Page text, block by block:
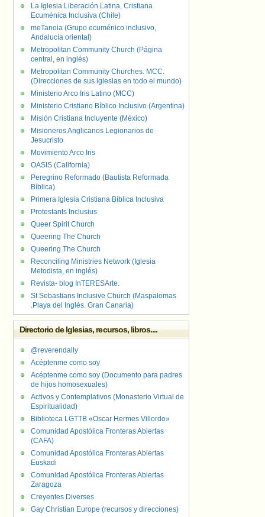
La Iglesia Liberación Latina, Cristiana
Ecuménica Inclusiva (Chile)
meTanoia (Grupo ecuménico inclusivo,
Andalucía oriental)
Metropolitan Community Church (Página
central, en inglés)
Metropolitan Community Churches. MCC.
(Direcciones de sus iglesias en todo el mundo)
Ministerio Arco Iris Latino (MCC)
Ministerio Cristiano Bíblico Inclusivo (Argentina)
Misión Cristiana Incluyente (México)
Misioneros Anglicanos Legionarios de
Jesucristo
Movimiento Arco Iris
OASIS (California)
Peregrino Reformado (Bautista Reformada
Bíblica)
Primera Iglesia Cristiana Bíblica Inclusiva
Protestants Inclusius
Queer Spirit Church
Queering The Church
Queering The Church
Reconciling Ministries Network (Iglesia
Metodista, en inglés)
Revista- blog InTERESArte.
St Sebastians Inclusive Church (Maspalomas
.Playa del Inglés. Gran Canaria)
Directorio de Iglesias, recursos, libros....
@reverendally
Acéptenme como soy
Acéptenme como soy (Documento para padres
de hijos homosexuales)
Activos y Contemplativos (Monasterio Virtual de
Espiritualidad)
Biblioteca LGTTB «Oscar Hermes Villordo»
Comunidad Apostólica Fronteras Abiertas
(CAFA)
Comunidad Apostólica Fronteras Abiertas
Euskadi
Comunidad Apostólica Fronteras Abiertas
Zaragoza
Creyentes Diverses
Gay Christian Europe (recursos y direcciones)